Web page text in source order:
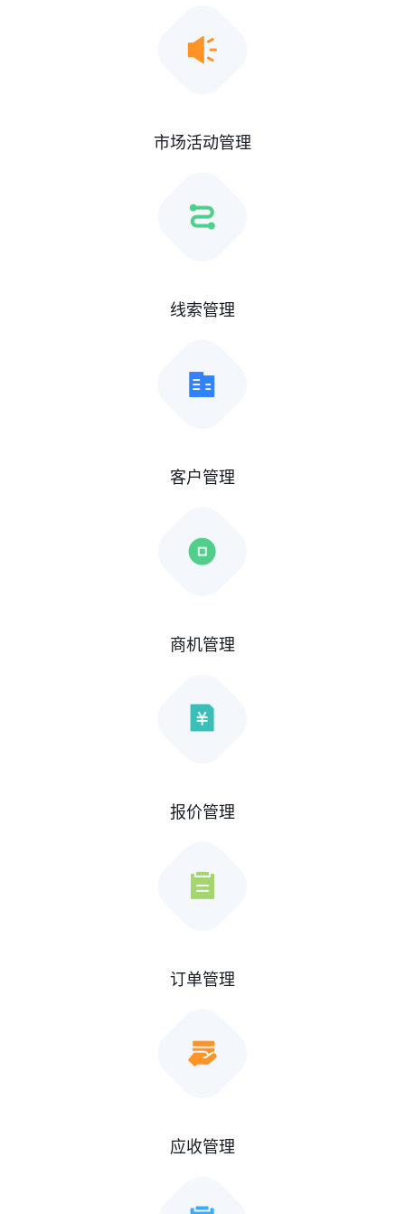
市场活动管理
线索管理
客户管理
商机管理
报价管理
订单管理
应收管理